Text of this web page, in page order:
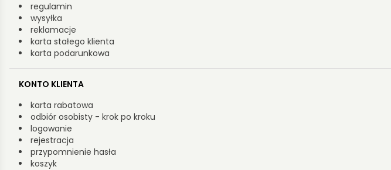
regulamin
wysyłka
reklamacje
karta stałego klienta
karta podarunkowa
KONTO KLIENTA
karta rabatowa
odbiór osobisty - krok po kroku
logowanie
rejestracja
przypomnienie hasła
koszyk